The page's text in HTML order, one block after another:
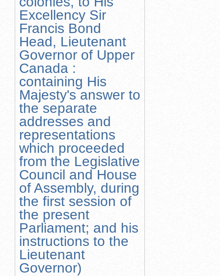
Excellency Sir
Francis Bond
Head, Lieutenant
Governor of Upper
Canada :
containing His
Majesty's answer to
the separate
addresses and
representations
which proceeded
from the Legislative
Council and House
of Assembly, during
the first session of
the present
Parliament; and his
instructions to the
Lieutenant
Governor)